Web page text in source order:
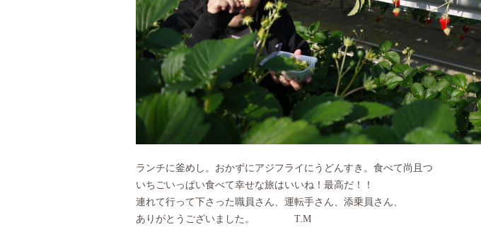
ランチに釜めし。おかずにアジフライにうどんすき。食べて尚且つ
いちごいっぱい食べて幸せな旅はいいね！最高だ！！
連れて行って下さった職員さん、運転手さん、添乗員さん、
ありがとうございました。 T.M